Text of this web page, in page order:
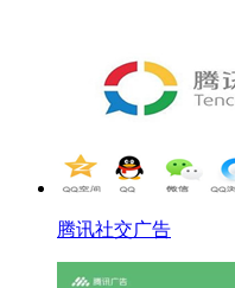
腾讯社交广告